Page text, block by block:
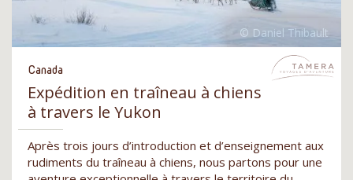
Canada
Expédition en traîneau à chiens
à travers le Yukon
Après trois jours d’introduction et d’enseignement aux
rudiments du traîneau à chiens, nous partons pour une